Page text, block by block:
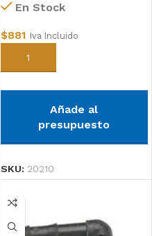
En Stock
$881 Iva Incluido
Añadir al carrito
Añade al
presupuesto
SKU: 20210